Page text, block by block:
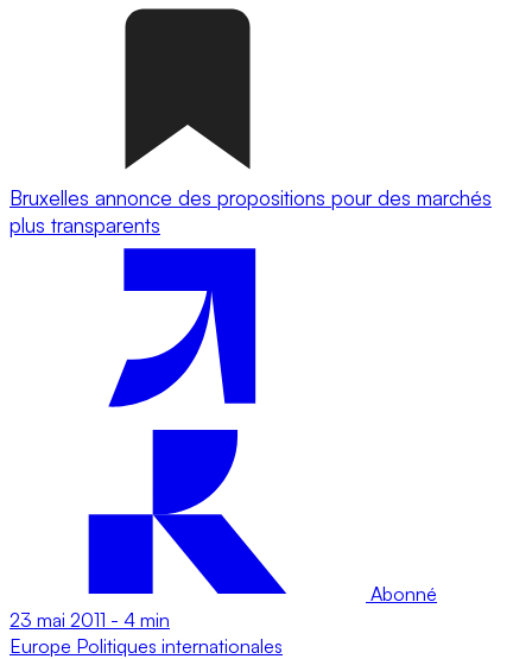
Bruxelles annonce des propositions pour des marchés
plus transparents
Abonné
23 mai 2011 - 4 min
Europe Politiques internationales